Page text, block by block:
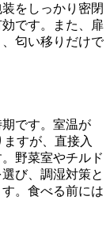
をしっかり密閉
です。また、扉
匂い移りだけで
です。室温が
すが、直接入
野菜室やチルド
び、調湿対策と
。食べる前には